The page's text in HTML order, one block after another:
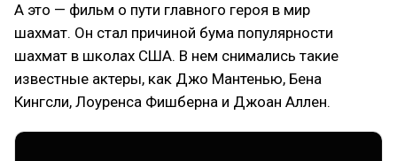
А это — фильм о пути главного героя в мир
шахмат. Он стал причиной бума популярности
шахмат в школах США. В нем снимались такие
известные актеры, как Джо Мантенью, Бена
Кингсли, Лоуренса Фишберна и Джоан Аллен.